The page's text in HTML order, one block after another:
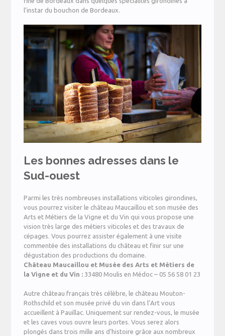
l’instar du bouchon de Bordeaux.
Les bonnes adresses dans le
Sud-ouest
Parmi les très nombreuses installations viticoles girondines,
vous pourrez visiter le château Maucaillou et son musée des
Arts et Métiers de la Vigne et du Vin qui vous propose une
vision très large des métiers viticoles et des travaux de
cépages. Vous pourrez assister également à une visite
commentée des installations du château et finir sur une
dégustation des productions du domaine.
Château Maucaillou et Musée des Arts et Métiers de
la Vigne et du Vin : 33480 Moulis en Médoc – 05 56 58 01 23
Autre château français très célèbre, le château Mouton-
Rothschild et son musée privé du vin dans l’Art vous
accueillent à Pauillac. Uniquement sur rendez-vous, le musée
et les caves vous ouvre leurs portes. Vous serez alors
plongés dans trois mille ans d’histoire grâce aux nombreux